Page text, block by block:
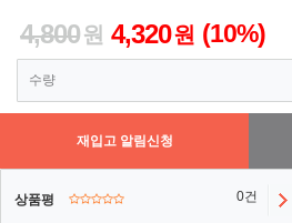
4,800원 4,320원 (10%)
수량
재입고 알림신청
상품평 0건